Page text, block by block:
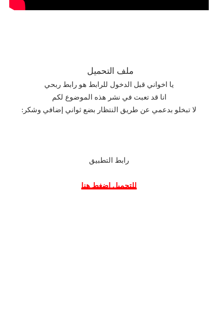
ملف التحميل
يا اخواني قبل الدخول للرابط هو رابط ربحي
انا قد تعبت في نشر هذه الموضوع لكم
لا تبخلو بدعمي عن طريق النتظار بضع ثواني إضافي وشكر:
رابط التطبيق
للتحميل اضغط هنا